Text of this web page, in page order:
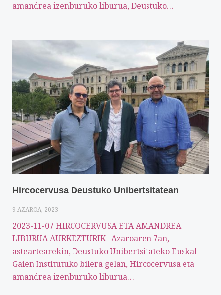
amandrea izenburuko liburua, Deustuko…
Hircocervusa Deustuko Unibertsitatean
9 AZAROA, 2023
2023-11-07 HIRCOCERVUSA ETA AMANDREA
LIBURUA AURKEZTURIK Azaroaren 7an,
asteartearekin, Deustuko Unibertsitateko Euskal
Gaien Institutuko bilera gelan, Hircocervusa eta
amandrea izenburuko liburua…